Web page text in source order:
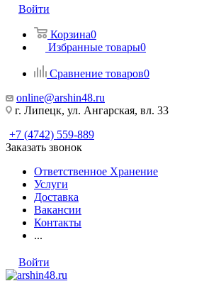
Войти
Корзина0
Избранные товары0
Сравнение товаров0
online@arshin48.ru
г. Липецк, ул. Ангарская, вл. 33
+7 (4742) 559-889
Заказать звонок
Ответственное Хранение
Услуги
Доставка
Вакансии
Контакты
...
Войти